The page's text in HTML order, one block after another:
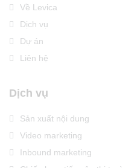
Về Levica
Dịch vụ
Dự án
Liên hệ
Dịch vụ
Sản xuất nội dung
Video marketing
Inbound marketing